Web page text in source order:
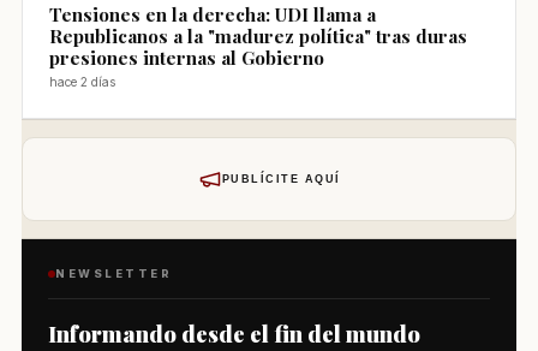
Tensiones en la derecha: UDI llama a
Republicanos a la "madurez política" tras duras
presiones internas al Gobierno
hace 2 días
PUBLÍCITE AQUÍ
NEWSLETTER
Informando desde el fin del mundo